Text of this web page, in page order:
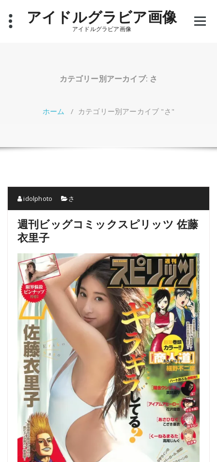
アイドルグラビア画像
アイドルグラビア画像
カテゴリー別アーカイブ: さ
ホーム / カテゴリー別アーカイブ "さ"
idolphoto さ
週刊ビッグコミックスピリッツ 佐藤
衣里子